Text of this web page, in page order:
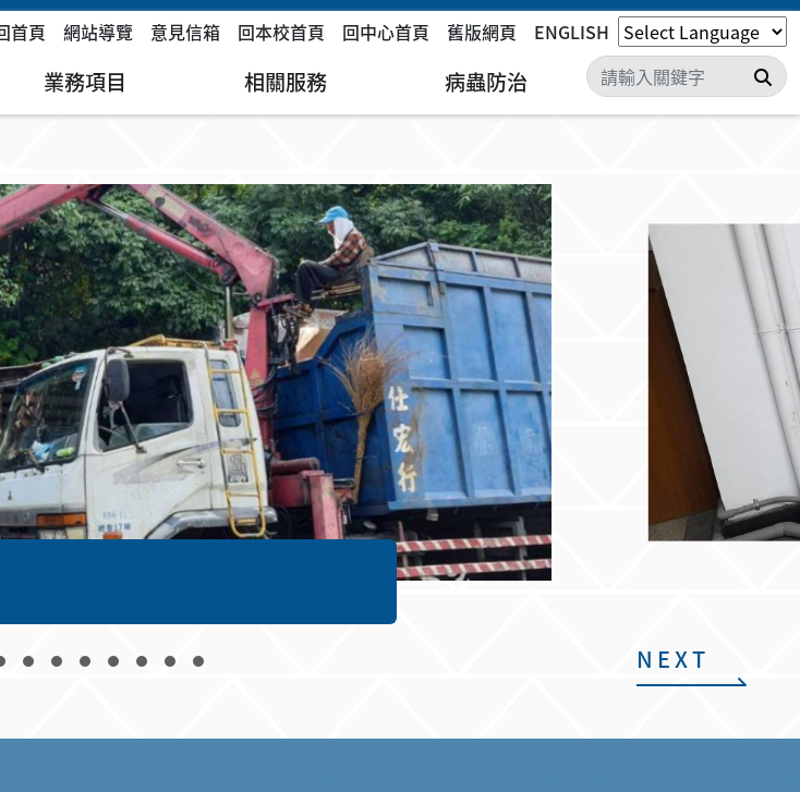
首頁 網站導覽 意見信箱 回本校首頁 回中心首頁 舊版網頁 ENGLISH
業務項目 相關服務 病蟲防治 搜
NEXT